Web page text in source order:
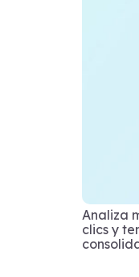
Analiza
clics y